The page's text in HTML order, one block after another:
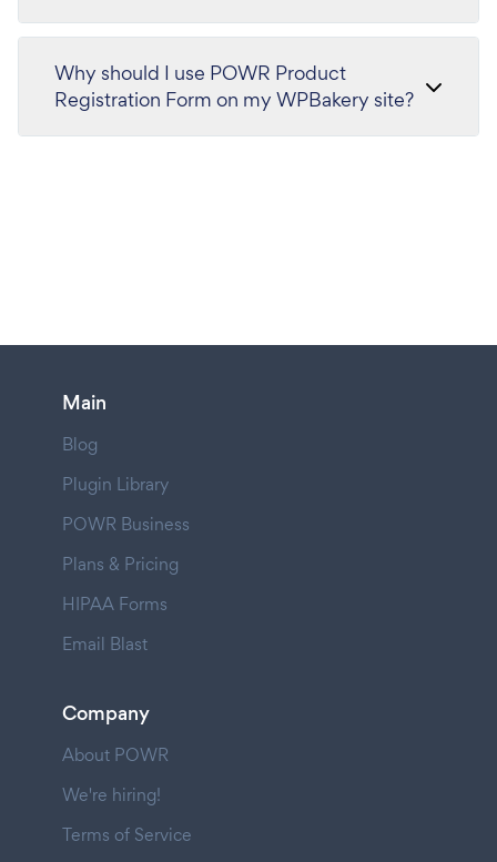
Why should I use POWR Product
Registration Form on my WPBakery site?
Main
Blog
Plugin Library
POWR Business
Plans & Pricing
HIPAA Forms
Email Blast
Company
About POWR
We're hiring!
Terms of Service